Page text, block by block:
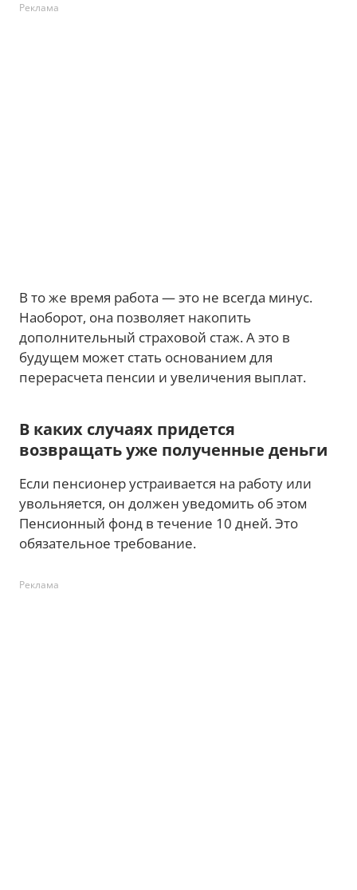
Реклама
В то же время работа — это не всегда минус.
Наоборот, она позволяет накопить
дополнительный страховой стаж. А это в
будущем может стать основанием для
перерасчета пенсии и увеличения выплат.
В каких случаях придется
возвращать уже полученные деньги
Если пенсионер устраивается на работу или
увольняется, он должен уведомить об этом
Пенсионный фонд в течение 10 дней. Это
обязательное требование.
Реклама